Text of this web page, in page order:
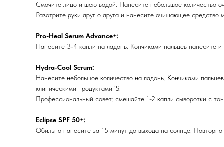
Смочите лицо и шею водой. Нанесите небольшое количество
Разотрите руки друг о друга и нанесите очищающее
Pro-Heal Serum Advance+:
Нанесите 3-4 капли на ладонь. Кончиками пальцев нанесите
Hydra-Cool Serum:
Нанесите небольшое количество на ладонь. Кончиками
клиническими продуктами iS.
Профессиональный совет: смешайте 1-2 капли сыворотки с
Eclipse SPF 50+:
Обильно нанесите за 15 минут до выхода на солнце.